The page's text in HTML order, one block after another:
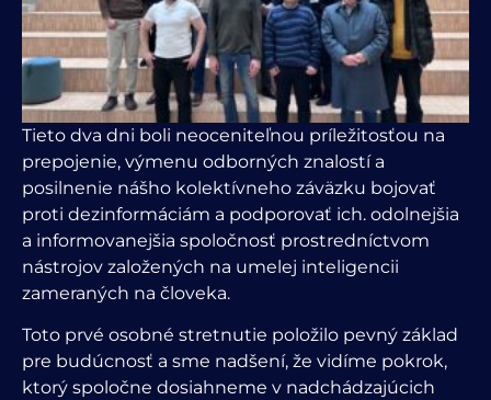
Tieto dva dni boli neoceniteľnou príležitosťou na
prepojenie, výmenu odborných znalostí a
posilnenie nášho kolektívneho záväzku bojovať
proti dezinformáciám a podporovať ich. odolnejšia
a informovanejšia spoločnosť prostredníctvom
nástrojov založených na umelej inteligencii
zameraných na človeka.
Toto prvé osobné stretnutie položilo pevný základ
pre budúcnosť a sme nadšení, že vidíme pokrok,
ktorý spoločne dosiahneme v nadchádzajúcich